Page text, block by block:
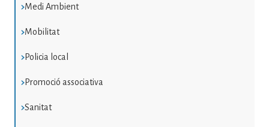
Medi Ambient
Mobilitat
Policia local
Promoció associativa
Sanitat